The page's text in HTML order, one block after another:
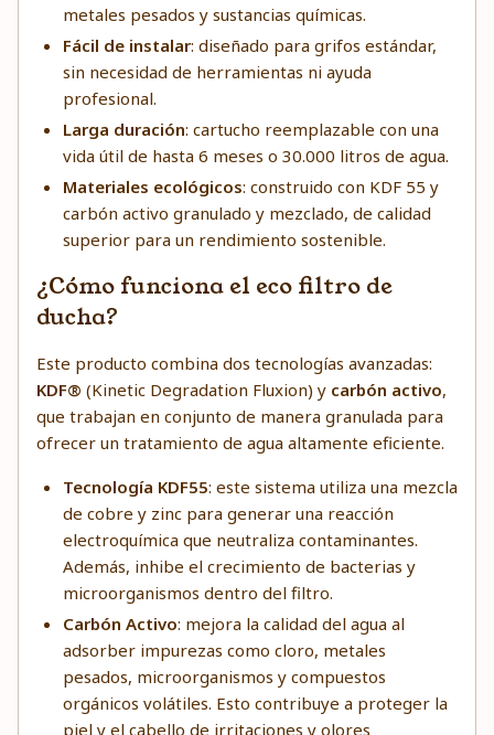
metales pesados y sustancias químicas.
Fácil de instalar: diseñado para grifos estándar,
sin necesidad de herramientas ni ayuda
profesional.
Larga duración: cartucho reemplazable con una
vida útil de hasta 6 meses o 30.000 litros de agua.
Materiales ecológicos: construido con KDF 55 y
carbón activo granulado y mezclado, de calidad
superior para un rendimiento sostenible.
¿Cómo funciona el eco filtro de
ducha?
Este producto combina dos tecnologías avanzadas:
KDF® (Kinetic Degradation Fluxion) y carbón activo,
que trabajan en conjunto de manera granulada para
ofrecer un tratamiento de agua altamente eficiente.
Tecnología KDF55: este sistema utiliza una mezcla
de cobre y zinc para generar una reacción
electroquímica que neutraliza contaminantes.
Además, inhibe el crecimiento de bacterias y
microorganismos dentro del filtro.
Carbón Activo: mejora la calidad del agua al
adsorber impurezas como cloro, metales
pesados, microorganismos y compuestos
orgánicos volátiles. Esto contribuye a proteger la
piel y el cabello de irritaciones y olores